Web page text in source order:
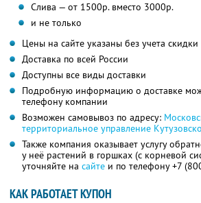
Слива — от 1500р. вместо 3000р.
и не только
Цены на сайте указаны без учета скидки
Доставка по всей России
Доступны все виды доставки
Подробную информацию о доставке
телефону компании
Возможен самовывоз по адресу:
территориальное управление
Также компания оказывает услугу
у неё растений в горшках (с корневой
уточняйте на сайте и по телефону+7
КАК РАБОТАЕТ КУПОН